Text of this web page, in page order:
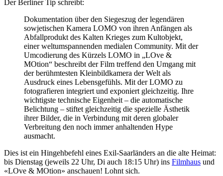
Der Berliner Tip schreibt:
Dokumentation über den Siegeszug der legendären
sowjetischen Kamera LOMO von ihren Anfängen als
Abfallprodukt des Kalten Krieges zum Kultobjekt,
einer weltumspannenden medialen Community. Mit der
Umcodierung des Kürzels LOMO in „LOve &
MOtion“ beschreibt der Film treffend den Umgang mit
der berühmtesten Kleinbildkamera der Welt als
Ausdruck eines Lebensgefühls. Mit der LOMO zu
fotografieren integriert und exponiert gleichzeitig. Ihre
wichtigste technische Eigenheit – die automatische
Belichtung – stiftet gleichzeitig die spezielle Ästhetik
ihrer Bilder, die in Verbindung mit deren globaler
Verbreitung den noch immer anhaltenden Hype
ausmacht.
Dies ist ein Hingehbefehl eines Exil-Saarländers an die alte Heimat:
bis Dienstag (jeweils 22 Uhr, Di auch 18:15 Uhr) ins Filmhaus und
«LOve & MOtion» anschauen! Lohnt sich.